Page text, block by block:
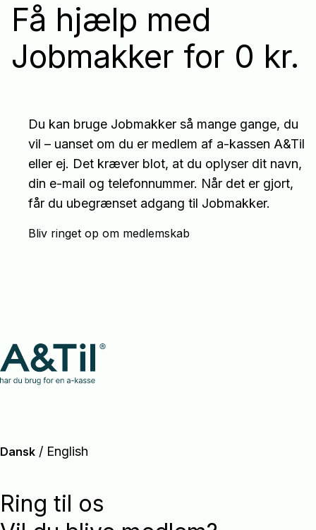
Få hjælp med
Jobmakker for 0 kr.
Du kan bruge Jobmakker så mange gange, du
vil – uanset om du er medlem af a-kassen A&Til
eller ej. Det kræver blot, at du oplyser dit navn,
din e-mail og telefonnummer. Når det er gjort,
får du ubegrænset adgang til Jobmakker.
Bliv ringet op om medlemskab
Dansk / English
Ring til os